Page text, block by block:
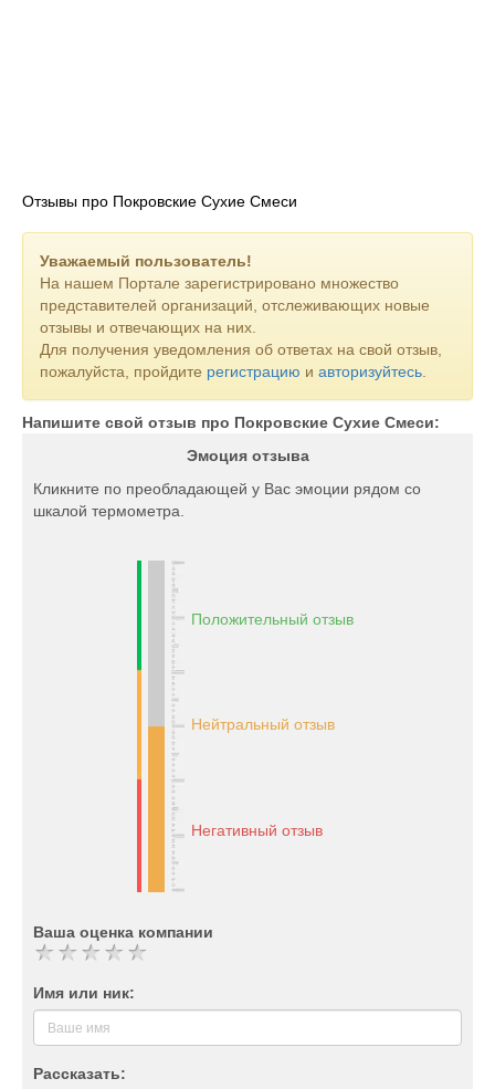
Отзывы про Покровские Сухие Смеси
Уважаемый пользователь!
На нашем Портале зарегистрировано множество
представителей организаций, отслеживающих новые
отзывы и отвечающих на них.
Для получения уведомления об ответах на свой отзыв,
пожалуйста, пройдите регистрацию и авторизуйтесь
Напишите свой отзыв про Покровские Сухие Смеси:
Эмоция отзыва
Кликните по преобладающей у Вас эмоции рядом со
шкалой термометра.
Положительный отзыв
Нейтральный отзыв
Негативный отзыв
Ваша оценка компании
Имя или ник:
Рассказать: